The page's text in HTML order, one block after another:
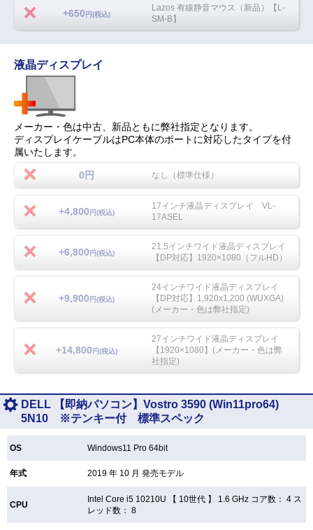
+650 円(税込)
Lazos 有線静音マウス（新品）【L-
SM-B】
液晶ディスプレイ
メーカー・色は中古、新品ともに弊社指定となります。
ディスプレイケーブルはPC本体のポートに対応したタイプを付
属いたします。
0円 なし（標準仕様）
+4,800 円(税込)
17インチ液晶ディスプレイ VL-
17ASEL
+6,800 円(税込)
21.5インチワイド液晶ディスプレイ
【DP対応】1920×1080（フルHD）
+9,900 円(税込)
24インチワイド液晶ディスプレイ
【DP対応】1,920x1,200 (WUXGA)
(メーカー・色は弊社指定)
+14,800 円(税込)
27インチワイド液晶ディスプレイ
【1920×1080】(メーカー・色は弊
社指定)
DELL 【即納パソコン】Vostro 3590 (Win11pro64)
5N10 ※テンキー付 標準スペック
OS Windows11 Pro 64bit
年式 2019 年 10 月 発売モデル
CPU
Intel Core i5 10210U 【 10世代 】 1.6 GHz コア数： 4 ス
レッド数： 8